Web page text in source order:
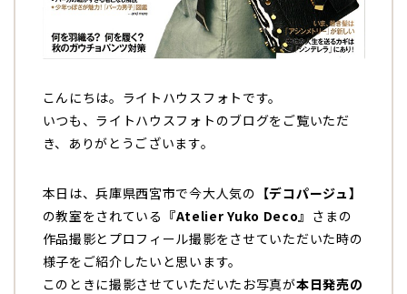
こんにちは。ライトハウスフォトです。
いつも、ライトハウスフォトのブログをご覧いただ
き、ありがとうございます。
本日は、兵庫県西宮市で今大人気の 【デコパージュ】
の教室をされている 『Atelier Yuko Deco』 さまの
作品撮影とプロフィール撮影をさせていただいた時の
様子をご紹介したいと思います。
このときに撮影させていただいたお写真が本日発売の